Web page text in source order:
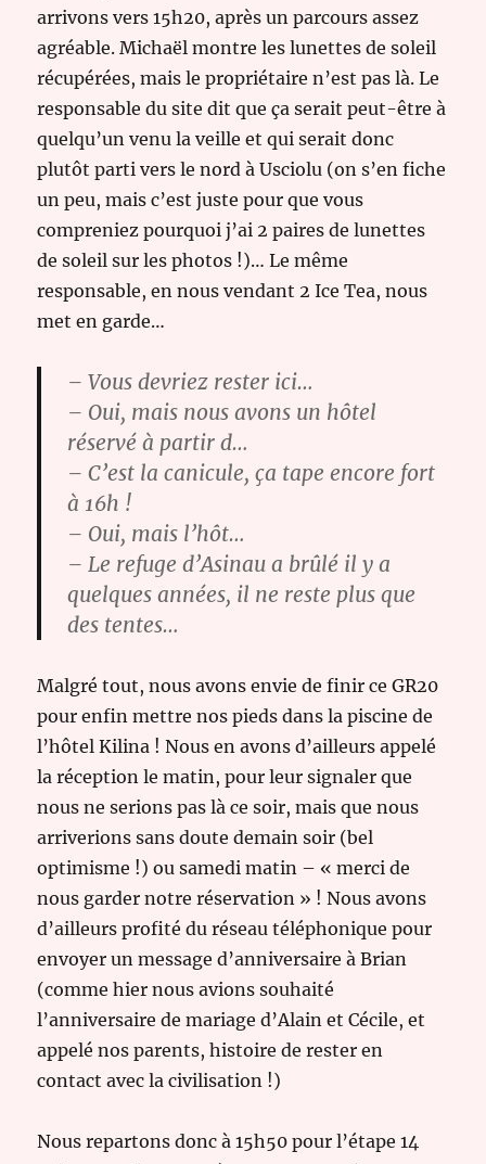
arrivons vers 15h20, après un parcours assez
agréable. Michaël montre les lunettes de soleil
récupérées, mais le propriétaire n’est pas là. Le
responsable du site dit que ça serait peut-être à
quelqu’un venu la veille et qui serait donc
plutôt parti vers le nord à Usciolu (on s’en fiche
un peu, mais c’est juste pour que vous
compreniez pourquoi j’ai 2 paires de lunettes
de soleil sur les photos !)… Le même
responsable, en nous vendant 2 Ice Tea, nous
met en garde…
– Vous devriez rester ici…
– Oui, mais nous avons un hôtel
réservé à partir d…
– C’est la canicule, ça tape encore fort
à 16h !
– Oui, mais l’hôt…
– Le refuge d’Asinau a brûlé il y a
quelques années, il ne reste plus que
des tentes…
Malgré tout, nous avons envie de finir ce GR20
pour enfin mettre nos pieds dans la piscine de
l’hôtel Kilina ! Nous en avons d’ailleurs appelé
la réception le matin, pour leur signaler que
nous ne serions pas là ce soir, mais que nous
arriverions sans doute demain soir (bel
optimisme !) ou samedi matin – « merci de
nous garder notre réservation » ! Nous avons
d’ailleurs profité du réseau téléphonique pour
envoyer un message d’anniversaire à Brian
(comme hier nous avions souhaité
l’anniversaire de mariage d’Alain et Cécile, et
appelé nos parents, histoire de rester en
contact avec la civilisation !)
Nous repartons donc à 15h50 pour l’étape 14